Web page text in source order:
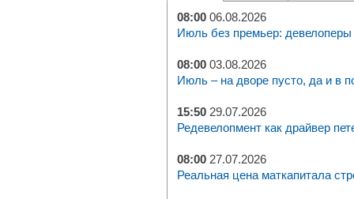
08:00 06.08.2026
Июль без премьер: девелоперы
08:00 03.08.2026
Июль – на дворе пусто, да и в
15:50 29.07.2026
Редевелопмент как драйвер
08:00 27.07.2026
Реальная цена маткапитала